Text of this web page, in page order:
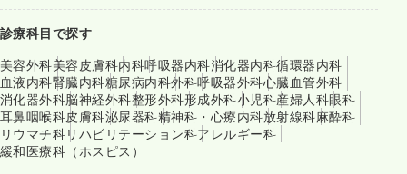
診療科目で探す
美容外科美容皮膚科内科呼吸器内科消化器内科循環器内科
血液内科腎臓内科糖尿病内科外科呼吸器外科心臓血管外科
消化器外科脳神経外科整形外科形成外科小児科産婦人科眼科
耳鼻咽喉科皮膚科泌尿器科精神科・心療内科放射線科麻酔科
リウマチ科リハビリテーション科アレルギー科
緩和医療科（ホスピス）